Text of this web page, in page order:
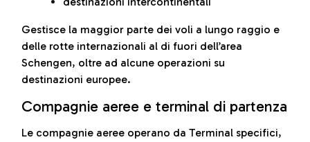
Gestisce la maggior parte dei voli a lungo raggio e
delle rotte internazionali al di fuori dell’area
Schengen, oltre ad alcune operazioni su
destinazioni europee.
Compagnie aeree e terminal di partenza
Le compagnie aeree operano da Terminal specifici,